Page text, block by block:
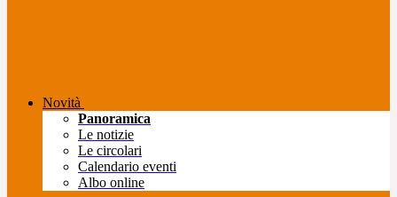
Novità
Panoramica
Le notizie
Le circolari
Calendario eventi
Albo online